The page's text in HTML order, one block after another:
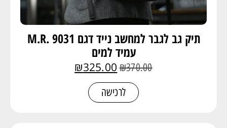
תיק גב לגבר למחשב נייד דגם 9031 .M.R
עמיד למים
₪370.00
₪325.00
לרכישה